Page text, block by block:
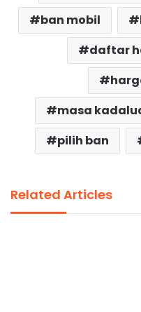
ban mobil
daftar
masa
pilih ban
Related Articles